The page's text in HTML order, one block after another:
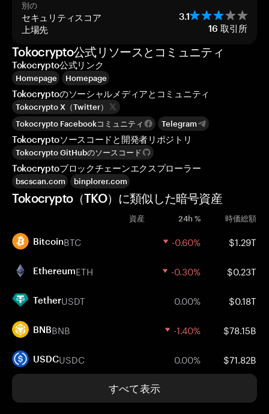
別の
セキュリティスコア 3.1
上場先 16 取引所
Tokocrypto公式リソースとコミュニティ
Tokocrypto公式リンク
Homepage Homepage
Tokocryptoのソーシャルメディアとコミュニティ
Tokocrypto X（Twitter）
Tokocrypto Facebookコミュニティ
Telegram
Tokocryptoソースコードと開発者リポジトリ
Tokocrypto GitHubのソースコード
Tokocryptoブロックチェーンエクスプローラー
bscscan.com binplorer.com
Tokocrypto（TKO）に類似した暗号資産
資産 24h % 時価総額
BitcoinBTC -0.60% $1.29T
EthereumETH -0.30% $0.23T
TetherUSDT 0.00% $0.18T
BNBBNB -1.40% $78.15B
USDCUSDC 0.00% $71.82B
すべて表示